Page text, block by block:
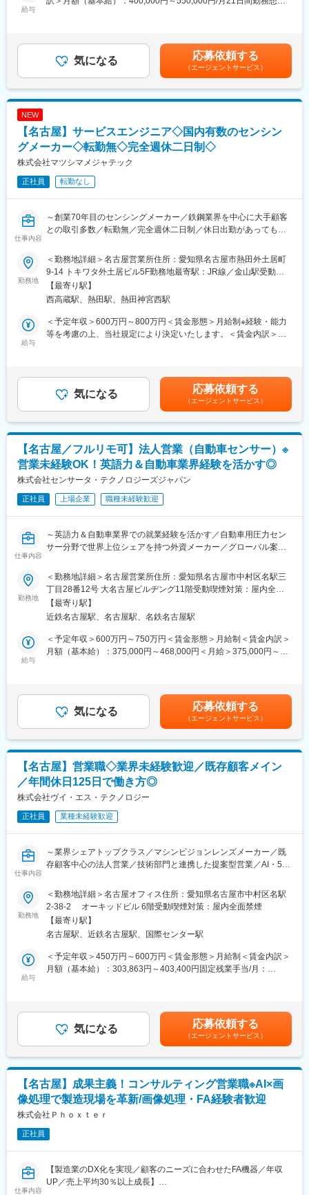
ディスクレーザ、ファイバレーザ、パルスレーザ、レーザ加工シ
■組織構成
レーザ事業部は営業部、営業技術部、テクニカルソリューション
部、オペレーション部で構成されています。中でも営業部は、10
名程度で構成されており、ベテラン社員が多く在籍しておりま
■組織構成
テクニカルソリューション部は約17名で、その中でもフィールド
サービスエンジニア、インハウスサービスエンジニア、プランナ
ーで構成されています。訪問スケジュールはプランナーが管理し
ており、チームで協力しながら業務を進めています。
自宅⇔顧客先の直行直帰中心。必要に応じてオフィス勤務とな
り、1日の訪問件数は1～2件程度となります。
■ポジションの魅力
◎世界トップレベルの技術を提案できる
世界有数の産業用レーザメーカーとして高いブランド力を誇りま
す。競争力の高い製品を武器に営業活動が可能です。
◎技術提案型営業として成長できる
顧客の課題を把握し、最適な加工方法や設備構成を提案するた
め、高度なソリューション営業スキルを身につけられます。
ため、顧客打合せから立上げまで一気通貫で担える電気制御エン
■組織構成：
技術部・制御チームは4名（20代・30代・50代・60代）で構成。
若手は外部出向を通じて技術を習得中、ベテランの経験がしっか
■ミッション：
協働ロボット／AMR、生産指示・検査システム、制御盤を制御・
通信でつなぎ、段替え短縮・品質安定・トレーサビリティ強化を
実現する“動く仕組み”を設計・実装すること。
客と共に一気通貫で推進
PLC／HMI設計、ロボット・サーボ・電動シリンダ等の通信設
制御盤・配電の回路設計、盤レイアウト、I/O割付、試験・デバッ
グ
生産指示／トレーサ／検査装置とのI/F設計、現地ティーチング～
最終検証
■関わる技術・装置：
協働ロボット、AMR、サーボ／電動シリンダ、検査装置、生産指
◎混流ライン最適化やリアルタイム判定など“工程を変える”提案が
ルが速い
◎顧客直×裁量大 → 課題解決型エンジニアとして経験価値が大き
く向上
◎ロボット・AMR・AIなど成長領域の最前線に携われる
◎“作る”より“課題を解く”ソリューション型の技術力が身につく
変更の範囲：会社の定める業務
給与
じて上下する可能性があります。月給(月額)は固定手当を含めた表
記です。気になる 応募依頼する
（エージェントサービス）
NEW
【名古屋】サービスエンジニア◇国内有数のセンシン
グメーカー◇転勤無◇完全週休二日制◇
株式会社マツシマメジャテック
正社員 転勤なし
仕事内容
～創業70年目のセンシングメーカー／鉄鋼業界を中心に大手顧客
との取引多数／転勤無／完全週休二日制／休日出勤があっても振
■業務概要：
創業70年以上のセンシングメーカーで、自社製の計測センサーの
メンテナンスを担うサービスエンジニアです。
製造現場を支えるインフラ機器に携わりながら、段階的なOJTと
現場同行を通じて一生ものの専門性を身につけられる環境です。
■業務詳細：
センサー機器の据付～メンテナンス(機器調整・点検)等が主な業務
月に15日間程度出張しています。(その中には日帰り、宿泊出張な
どを含みます。)
※担当エリア：
る為、緊急対応での呼び出し等が頻繁に発生する事はございませ
ん。
これまでのサービスエンジニアとしてのご経験を尊重しながら、
自社製品や業務フローへの理解を深めていただきます。
自社製品および業務理解を中心に進めていきます。
製造部門や先輩エンジニアと連携しながら、自社製品のセンサー
対応や過去事例を通じて、当社ならではの対応方針や品質基準を
学んでいただきます。
◎業務習熟期間：
します。
据付・点検・調整・トラブル対応など、これまでのご経験を活か
製品・業務理解が進んだ段階で、主担当として現場対応をお任せ
します。
■働き方：
◎完全週休二日制を基本とした勤務体系で、長期出張時も計画的
にスケジュールを調整しています。
◎休日出勤が発生した場合は、振替休日取得の徹底を行っていま
す。また、その際も連休となるような取得を奨励しているので働
きやすい環境を備えています。
変更の範囲：会社の定める業務
勤務地
＜勤務地詳細＞名古屋営業所住所：愛知県名古屋市熱田外土居町
9-14 トキワタ外土居ビル5F勤務地最寄駅：JR線／金山駅受動喫
煙対策：屋内全面禁煙変更の範囲：会社の定める事業所
【最寄り駅】
西高蔵駅、熱田駅、熱田神宮西駅
給与
＜予定年収＞600万円～800万円＜賃金形態＞月給制※経験・能力
等を考慮の上、当社規定により決定いたします。＜賃金内訳＞月
は、一人で現地調整作業が出来るようになってから付与されま
す。(目安6ヶ月～12ヶ月後）習熟度に応じて金額は変動します。■
昇給：年1回■賞与：年2回(業績による※前年度実績2ヶ月分)賃金は
あくまでも目安の金額であり、選考を通じて上下する可能性があ
ります。月給(月額)は固定手当を含めた表記です。
気になる 応募依頼する
（エージェントサービス）
【名古屋／フルリモ可】法人営業（自動車センサー）※
営業未経験OK！英語力＆自動車業界経験を活かす◎
株式会社センサータ・テクノロジーズジャパン
正社員 上場企業 職種未経験歓迎
仕事内容
～英語力＆自動車業界での就業経験を活かす／自動車用圧力セン
サー分野で世界上位シェアを持つ外資メーカー／グローバル案件
業未経験OK／フルリモ＆直行直帰OK～
■仕事内容：自動車部品販売の営業全般をお任せします。英語での
資料作成（プレゼン資料など）の機会、米国・欧州とのオンライ
ン会議（月1回、19:00以降の開催有）など、グローバルに活躍で
きるフィールドがございます。
■業務内容：
・見積書作成及び提出
・社内システム（Web システム）への新規案件登録及び運用
・客先クレームへの対応
・英語を用いた資料作成や海外との打合せ参加（日本語/英語 7:3
程）
■組織構成：
■担当顧客：
・取引先は ほぼ全ての日系自動車メーカー、および主要Tier企業
です。幅広い業界ネットワークの中で営業経験を積むことができ
■働き方：
・名古屋営業所を拠点としておりますが、基本的にはモバイルワ
ーク、取引先にはご自宅から直行直帰で訪問いただきます。
住んでいらっしゃる方おりましたら、ご応募大歓迎です。
く、努力した分だけ正当に評価される文化です。「こうしたい」
「こんなアイデアを試したい」という提案も歓迎され、裁量をも
って働ける風通しのよい環境です。
■入社の決め手例（入社者の声）：
・待遇水準
・英語力が活かせ、グローバルと関われる業務内容
■育成体制（3か月～半年）：基本的には OJT中心です。ご入社後
早いタイミングで顧客を担当いただく予定です。実務を通して先
■裁量の大きさ：
勤務地
＜勤務地詳細＞名古屋営業所住所：愛知県名古屋市中村区名駅三
丁目28番12号 大名古屋ビルヂング11階受動喫煙対策：屋内全面
禁煙変更の範囲：会社の定める事業所（リモートワーク含む）
【最寄り駅】
近鉄名古屋駅、名古屋駅、名鉄名古屋駅
給与
＜予定年収＞600万円～750万円＜賃金形態＞月給制＜賃金内訳＞
月額（基本給）：375,000円～468,000円＜月給＞375,000円～
固定手当を含めた表記です。
気になる 応募依頼する
（エージェントサービス）
【名古屋】営業職◇業界未経験歓迎／既存顧客メイン
／年間休日125日で働き方◎
株式会社ヴイ・エス・テクノロジー
正社員 業種未経験歓迎
仕事内容
～業界シェアトップクラス／マシンビジョンレンズメーカー／既
存顧客中心の法人営業／技術部門と連携した提案型営業／AI・5G
手顧客基盤／グローバル展開企業～
■業務内容：
既存顧客、または新規顧客（HPにお問い合わせいただいたお客様
や展示会にお越しいただいたお客様）のニーズを技術部門に展開
して最適な提案を行い、受注後の納品サポートまでが業務となり
ます。
※既存営業：新規営業＝7：3
□既存顧客へのルート営業・定期訪問
□課題ヒアリング、検査要件の確認
□画像処理ソフトを含めたトータル提案（案件に応じて）
□貸出機・評価サポート
□見積作成、納期調整
■働き方について：
やすい環境を整えています。
当社の産業用光学レンズは、世界シェアトップクラスを誇りま
す！
勤務地
＜勤務地詳細＞名古屋オフィス住所：愛知県名古屋市中村区名駅
2-38-2 オーキッドビル 6階受動喫煙対策：屋内全面禁煙
【最寄り駅】
名古屋駅、近鉄名古屋駅、国際センター駅
給与
＜予定年収＞450万円～600万円＜賃金形態＞月給制＜賃金内訳＞
月額（基本給）：303,863円～403,400円固定残業手当/月：
昇給：年1回（4月）※会社の業績により、決算賞与支給の可能性
あり。賃金はあくまでも目安の金額であり、選考を通じて上下す
る可能性があります。月給(月額)は固定手当を含めた表記です。
気になる 応募依頼する
（エージェントサービス）
【名古屋】成果主義！コンサルティング営業職※AI×画
像処理で製造現場を革新/画像処理・FA経験者歓迎
株式会社Ｐｈｏｘｔｅｒ
正社員
仕事内容
【製造業のDX化を実現／顧客のニーズに合わせたFA機器／年収
UP／売上平均30％以上成長】